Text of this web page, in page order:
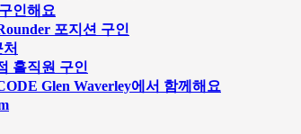
인해요
포지션 구인
홀직원 구인
Glen Waverley에서 함께해요